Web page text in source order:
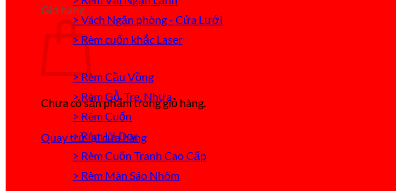
Giỏ hàng
Chưa có sản phẩm trong giỏ hàng.
Quay trở lại cửa hàng
> Vách Ngăn phòng - Cửa Lưới
> Rèm cuốn khắc Laser
> Rèm Cầu Vồng
> Rèm Gỗ, Tre, Nhựa
> Rèm Cuốn
> Rèm Lá Dọc
> Rèm Cuốn Tranh Cao Cấp
> Rèm Màn Sáo Nhôm